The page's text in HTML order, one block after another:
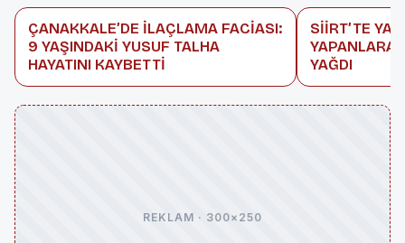
ÇANAKKALE’DE İLAÇLAMA FACİASI:
9 YAŞINDAKİ YUSUF TALHA
HAYATINI KAYBETTİ
SİİRT’TE
YAPANLARA
YAĞDI
REKLAM · 300×250